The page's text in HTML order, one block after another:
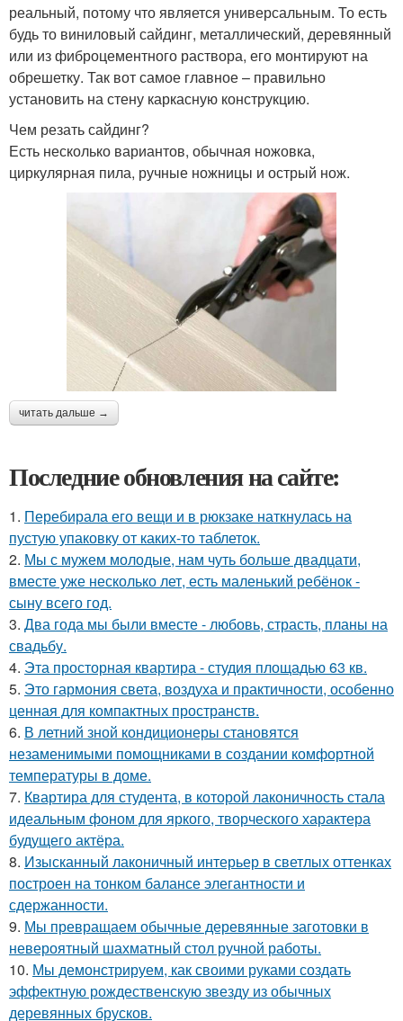
реальный, потому что является универсальным. То есть
будь то виниловый сайдинг, металлический, деревянный
или из фиброцементного раствора, его монтируют на
обрешетку. Так вот самое главное – правильно
установить на стену каркасную конструкцию.
Чем резать сайдинг?
Есть несколько вариантов, обычная ножовка,
циркулярная пила, ручные ножницы и острый нож.
читать дальше →
Последние обновления на сайте:
1. Перебирала его вещи и в рюкзаке наткнулась на
пустую упаковку от каких-то таблеток.
2. Мы с мужем молодые, нам чуть больше двадцати,
вместе уже несколько лет, есть маленький ребёнок -
сыну всего год.
3. Два года мы были вместе - любовь, страсть, планы на
свадьбу.
4. Эта просторная квартира - студия площадью 63 кв.
5. Это гармония света, воздуха и практичности, особенно
ценная для компактных пространств.
6. В летний зной кондиционеры становятся
незаменимыми помощниками в создании комфортной
температуры в доме.
7. Квартира для студента, в которой лаконичность стала
идеальным фоном для яркого, творческого характера
будущего актёра.
8. Изысканный лаконичный интерьер в светлых оттенках
построен на тонком балансе элегантности и
сдержанности.
9. Мы превращаем обычные деревянные заготовки в
невероятный шахматный стол ручной работы.
10. Мы демонстрируем, как своими руками создать
эффектную рождественскую звезду из обычных
деревянных брусков.